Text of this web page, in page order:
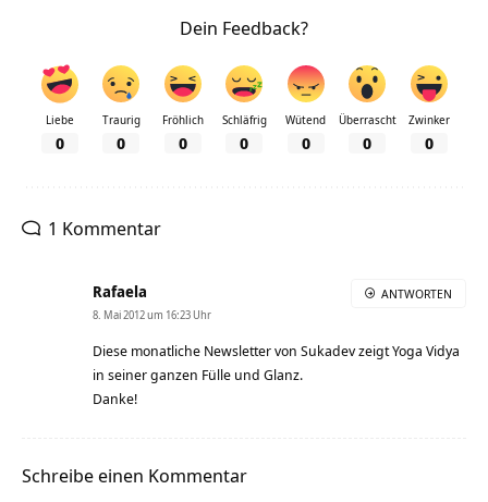
Dein Feedback?
Liebe
0
Traurig
0
Fröhlich
0
Schläfrig
0
Wütend
0
Überrascht
0
Zwinker
0
1 Kommentar
Rafaela
8. Mai 2012 um 16:23 Uhr
Diese monatliche Newsletter von Sukadev zeigt Yoga Vidya
in seiner ganzen Fülle und Glanz.
Danke!
ANTWORTEN
Schreibe einen Kommentar